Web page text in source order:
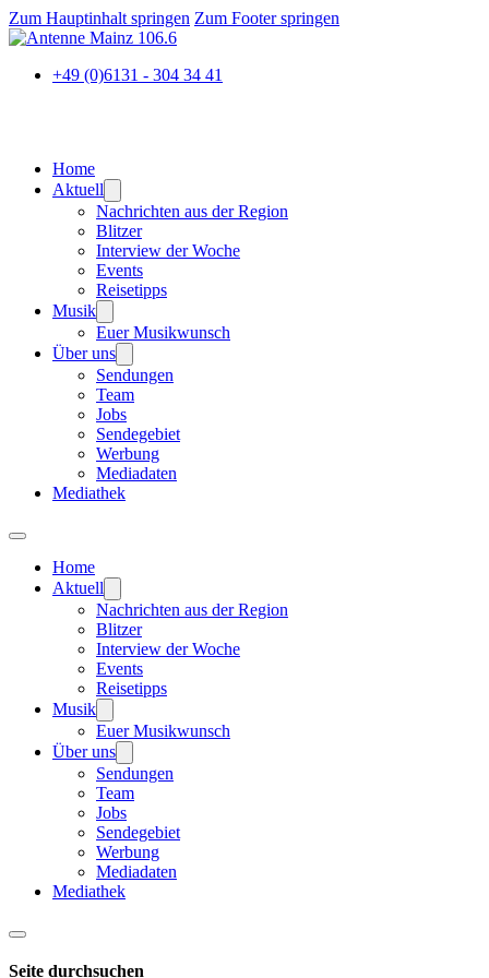
Zum Hauptinhalt springen Zum Footer springen
+49 (0)6131 - 304 34 41
Home
Aktuell
Nachrichten aus der Region
Blitzer
Interview der Woche
Events
Reisetipps
Musik
Euer Musikwunsch
Über uns
Sendungen
Team
Jobs
Sendegebiet
Werbung
Mediadaten
Mediathek
Home
Aktuell
Nachrichten aus der Region
Blitzer
Interview der Woche
Events
Reisetipps
Musik
Euer Musikwunsch
Über uns
Sendungen
Team
Jobs
Sendegebiet
Werbung
Mediadaten
Mediathek
Seite durchsuchen